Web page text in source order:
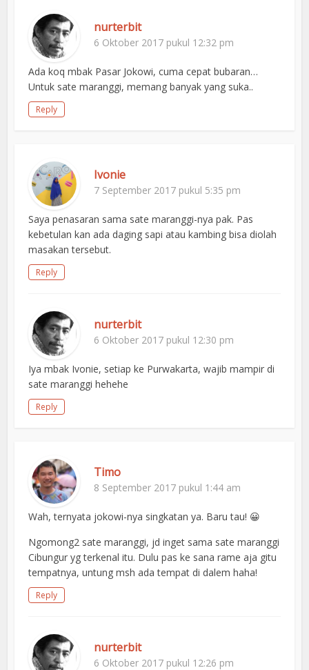
nurterbit
6 Oktober 2017 pukul 12:32 pm
Ada koq mbak Pasar Jokowi, cuma cepat bubaran…
Untuk sate maranggi, memang banyak yang suka..
Reply
Ivonie
7 September 2017 pukul 5:35 pm
Saya penasaran sama sate maranggi-nya pak. Pas
kebetulan kan ada daging sapi atau kambing bisa diolah
masakan tersebut.
Reply
nurterbit
6 Oktober 2017 pukul 12:30 pm
Iya mbak Ivonie, setiap ke Purwakarta, wajib mampir di
sate maranggi hehehe
Reply
Timo
8 September 2017 pukul 1:44 am
Wah, ternyata jokowi-nya singkatan ya. Baru tau! 😀
Ngomong2 sate maranggi, jd inget sama sate maranggi
Cibungur yg terkenal itu. Dulu pas ke sana rame aja gitu
tempatnya, untung msh ada tempat di dalem haha!
Reply
nurterbit
6 Oktober 2017 pukul 12:26 pm